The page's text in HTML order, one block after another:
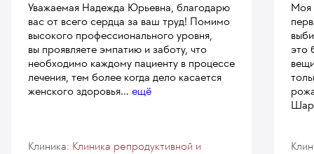
Уважаемая Надежда Юрьевна, благодарю
вас от всего сердца за ваш труд! Помимо
высокого профессионального уровня,
вы проявляете эмпатию и заботу, что
необходимо каждому пациенту в процессе
лечения, тем более когда дело касается
женского здоровья... ещё
Клиника: Клиника репродуктивной и
Моя
это